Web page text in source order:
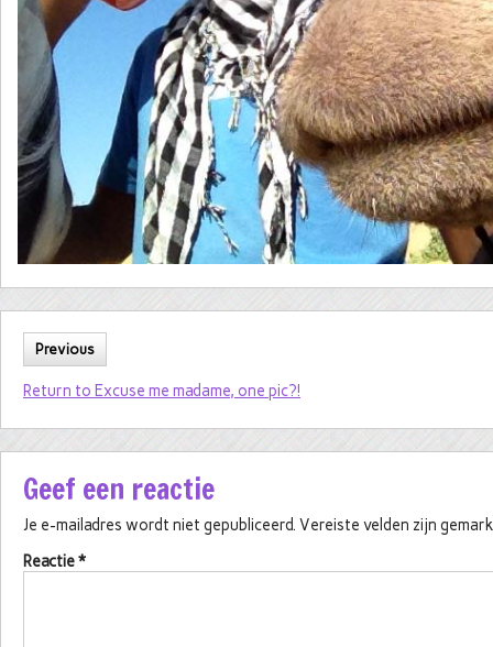
Previous
Return to Excuse me madame, one pic?!
Geef een reactie
Je e-mailadres wordt niet gepubliceerd. Vereiste velden zijn
Reactie*